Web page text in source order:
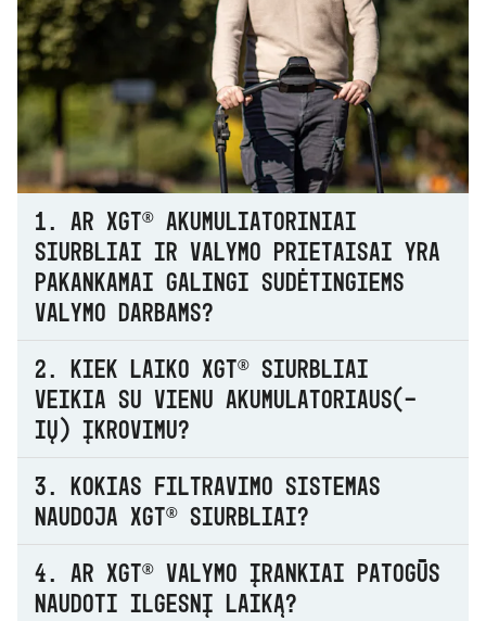
1. Ar XGT® akumuliatoriniai
siurbliai ir valymo prietaisai yra
pakankamai galingi sudėtingiems
valymo darbams?
2. Kiek laiko XGT® siurbliai
veikia su vienu akumulatoriaus(-
ių) įkrovimu?
3. Kokias filtravimo sistemas
naudoja XGT® siurbliai?
4. Ar XGT® valymo įrankiai patogūs
naudoti ilgesnį laiką?